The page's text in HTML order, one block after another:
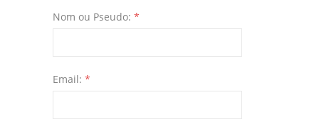
Nom ou Pseudo: *
Email: *